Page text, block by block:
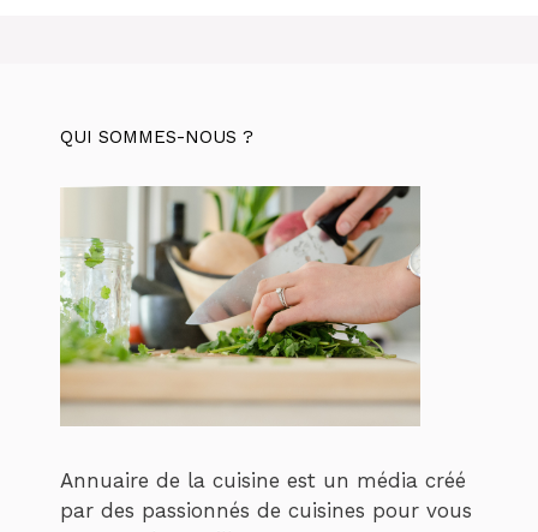
QUI SOMMES-NOUS ?
Annuaire de la cuisine est un média créé
par des passionnés de cuisines pour vous